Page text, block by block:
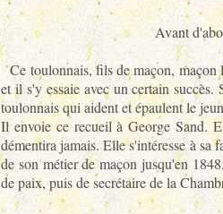
Avant
Ce toulonnais, fils de maçon, maçon
et il s'y essaie avec un certain
toulonnais qui aident et épaulent le
Il envoie ce recueil à George Sand.
démentira jamais. Elle s'intéresse à
de son métier de maçon jusqu'en
de paix, puis de secrétaire de la